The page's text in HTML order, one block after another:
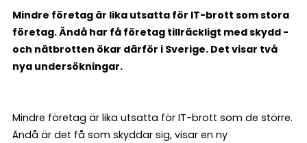
Mindre företag är lika utsatta för IT-brott som stora
företag. Ändå har få företag tillräckligt med skydd -
och nätbrotten ökar därför i Sverige. Det visar två
nya undersökningar.
Mindre företag är lika utsatta för IT-brott som de större.
Ändå är det få som skyddar sig, visar en ny